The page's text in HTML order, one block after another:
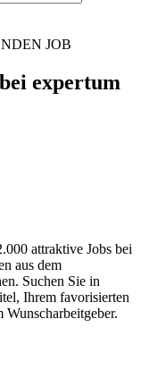
JOB
bei expertum
attraktive Jobs bei
aus dem
Suchen Sie in
Ihrem favorisierten
Wunscharbeitgeber.